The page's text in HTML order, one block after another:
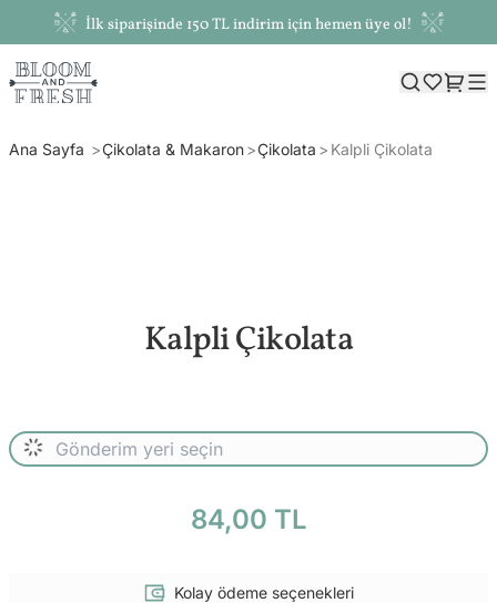
İlk siparişinde 150 TL indirim için hemen üye ol!
Ana Sayfa Çikolata & Makaron Çikolata Kalpli Çikolata
Kalpli Çikolata
84,00 TL
Kolay ödeme seçenekleri